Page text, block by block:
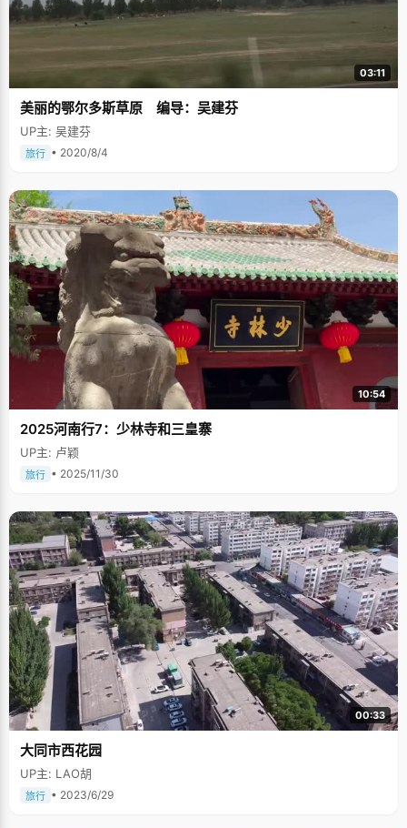
03:11
美丽的鄂尔多斯草原 编导：吴建芬
UP主: 吴建芬
旅行 • 2020/8/4
10:54
2025河南行7：少林寺和三皇寨
UP主: 卢颖
旅行 • 2025/11/30
00:33
大同市西花园
UP主: LAO胡
旅行 • 2023/6/29